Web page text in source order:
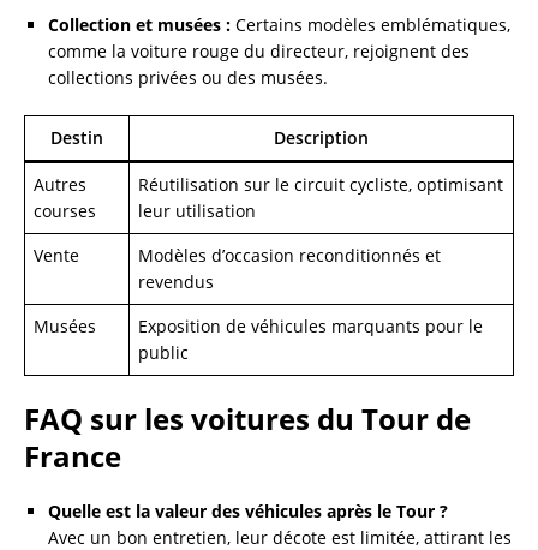
Collection et musées : Certains modèles emblématiques,
comme la voiture rouge du directeur, rejoignent des
collections privées ou des musées.
Destin Description
Autres
courses
Réutilisation sur le circuit cycliste, optimisant
leur utilisation
Vente
Modèles d’occasion reconditionnés et
revendus
Musées
Exposition de véhicules marquants pour le
public
FAQ sur les voitures du Tour de
France
Quelle est la valeur des véhicules après le Tour ?
Avec un bon entretien, leur décote est limitée, attirant les